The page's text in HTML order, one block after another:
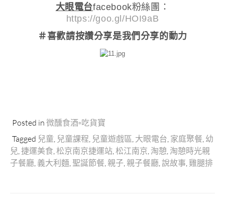
大眼電台facebook粉絲團：
https://goo.gl/HOI9aB
＃喜歡請按讚分享是我們分享的動力
Posted in 微醺食酒▫吃貨寶
Tagged 兒童 兒童課程 兒童遊戲區 大眼電台 家庭聚餐 幼
兒 捷運美食 松京南京捷運站 松江南京 淘憩 淘憩時光親
子餐廳 義大利麵 聖誕節餐 親子 親子餐廳 說故事 雞腿排